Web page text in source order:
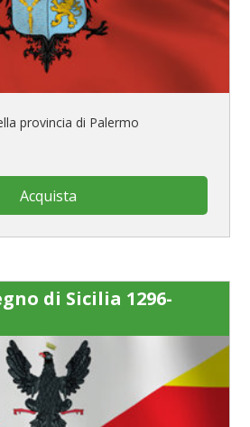
provincia di Palermo
Acquista
di Sicilia 1296-